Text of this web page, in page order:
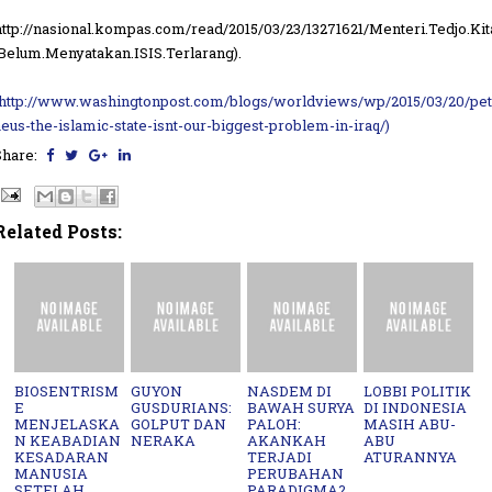
nasional.kompas.com/read/2015/03/23/13271621/
www.washingtonpost.com/blogs/worldviews/wp/2015/03/20/
the-islamic-state-isnt-our-biggest-problem-in-iraq/)
Posts:
BIOSENTRISM
E
MENJELASKA
N KEABADIAN
KESADARAN
MANUSIA
GUYON
GUSDURIANS:
GOLPUT DAN
NERAKA
NASDEM DI
BAWAH SURYA
PALOH:
AKANKAH
TERJADI
PERUBAHAN
LOBBI POLITIK
DI INDONESIA
MASIH ABU-
ABU
ATURANNYA